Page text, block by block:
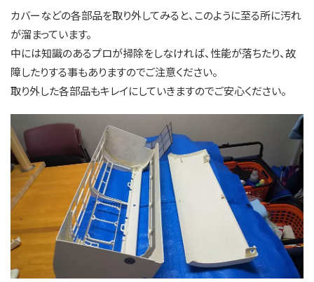
カバーなどの各部品を取り外してみると、このように至る所に汚れ
が溜まっています。
中には知識のあるプロが掃除をしなければ、性能が落ちたり、故
障したりする事もありますのでご注意ください。
取り外した各部品もキレイにしていきますのでご安心ください。